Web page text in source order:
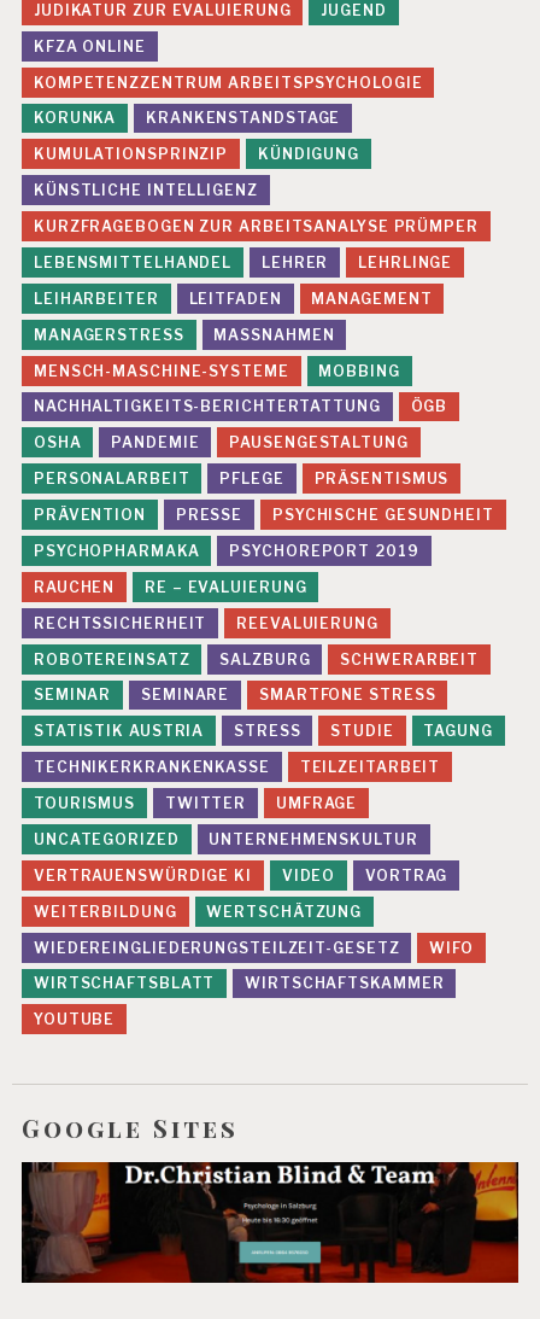
JUDIKATUR ZUR EVALUIERUNG
JUGEND
KFZA ONLINE
KOMPETENZZENTRUM ARBEITSPSYCHOLOGIE
KORUNKA
KRANKENSTANDSTAGE
KUMULATIONSPRINZIP
KÜNDIGUNG
KÜNSTLICHE INTELLIGENZ
KURZFRAGEBOGEN ZUR ARBEITSANALYSE PRÜMPER
LEBENSMITTELHANDEL
LEHRER
LEHRLINGE
LEIHARBEITER
LEITFADEN
MANAGEMENT
MANAGERSTRESS
MASSNAHMEN
MENSCH-MASCHINE-SYSTEME
MOBBING
NACHHALTIGKEITS-BERICHTERTATTUNG
ÖGB
OSHA
PANDEMIE
PAUSENGESTALTUNG
PERSONALARBEIT
PFLEGE
PRÄSENTISMUS
PRÄVENTION
PRESSE
PSYCHISCHE GESUNDHEIT
PSYCHOPHARMAKA
PSYCHOREPORT 2019
RAUCHEN
RE – EVALUIERUNG
RECHTSSICHERHEIT
REEVALUIERUNG
ROBOTEREINSATZ
SALZBURG
SCHWERARBEIT
SEMINAR
SEMINARE
SMARTFONE STRESS
STATISTIK AUSTRIA
STRESS STUDIE
TAGUNG
TECHNIKERKRANKENKASSE
TEILZEITARBEIT
TOURISMUS
TWITTER
UMFRAGE
UNCATEGORIZED
UNTERNEHMENSKULTUR
VERTRAUENSWÜRDIGE KI
VIDEO
VORTRAG
WEITERBILDUNG
WERTSCHÄTZUNG
WIEDEREINGLIEDERUNGSTEILZEIT-GESETZ
WIFO
WIRTSCHAFTSBLATT
WIRTSCHAFTSKAMMER
YOUTUBE
Google Sites